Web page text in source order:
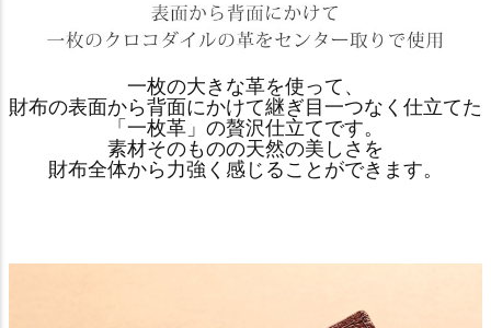
一枚の大きな革を使って、
財布の表面から背面にかけて継ぎ目一つなく仕立てた
「一枚革」の贅沢仕立てです。
素材そのものの天然の美しさを
財布全体から力強く感じることができます。